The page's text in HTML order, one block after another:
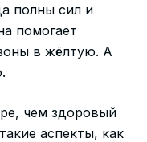
полны сил и
помогает
в жёлтую. А
чем здоровый
аспекты, как